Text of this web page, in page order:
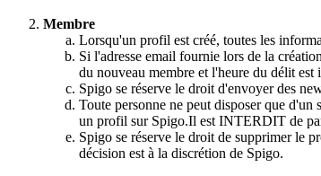
Membre
Lorsqu'un profil est créé, toutes les
Si l'adresse email fournie lors de la
du nouveau membre et l'heure du délit
Spigo se réserve le droit d'envoyer des
Toute personne ne peut disposer que
un profil sur Spigo.Il est INTERDIT de
Spigo se réserve le droit de supprimer le
décision est à la discrétion de Spigo.